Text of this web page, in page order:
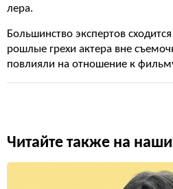
лера.
Большинство экспертов
рошлые грехи актера вне
повлияли на отношение к
Читайте также на